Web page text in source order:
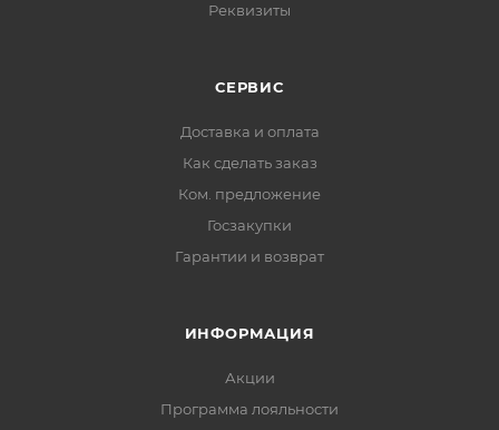
Реквизиты
СЕРВИС
Доставка и оплата
Как сделать заказ
Ком. предложение
Госзакупки
Гарантии и возврат
ИНФОРМАЦИЯ
Акции
Программа лояльности